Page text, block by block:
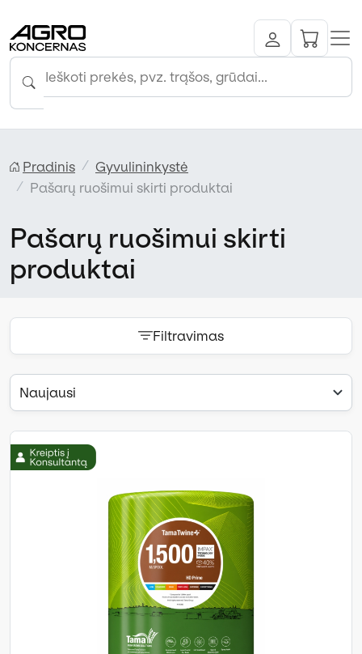
Pradinis
Gyvulininkystė
Pašarų ruošimui skirti produktai
Pašarų ruošimui skirti
produktai
Filtravimas
Naujausi